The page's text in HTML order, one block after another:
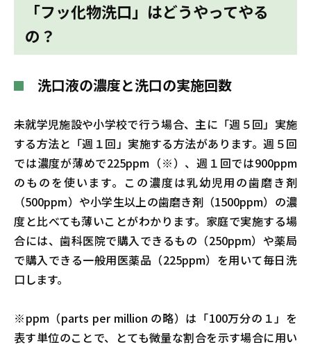
「フッ化物洗口」はどうやってやる
の？
洗口液の濃度と洗口の実施回数
未就学児施設や小学校で行う場合、主に「週５回」実施
する方法と「週１回」実施する方法があります。週５回
では濃度が薄めで225ppm（※）、週１回では900ppm
のものを使います。この濃度は乳幼児用の歯磨き剤
（500ppm）や小学生以上の歯磨き剤（1500ppm）の濃
度と比べても薄いことがわかります。家庭で実施する場
合には、歯科医院で購入できるもの（250ppm）や薬局
で購入できる一般用医薬品（225ppm）を用いて毎日洗
口します。
※ppm（parts per million の略）は「100万分の１」を
表す単位のことで、とても微量な割合を示す場合に用い